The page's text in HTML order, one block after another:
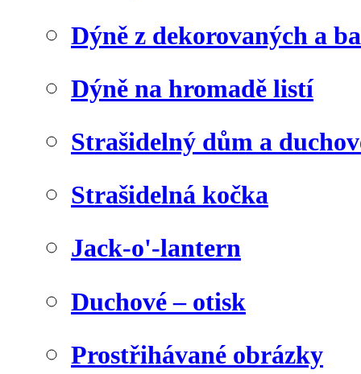
Dýně z dekorovaných a
Dýně na hromadě listí
Strašidelný dům a
Strašidelná kočka
Jack-o'-lantern
Duchové – otisk
Prostřihávané obrázky